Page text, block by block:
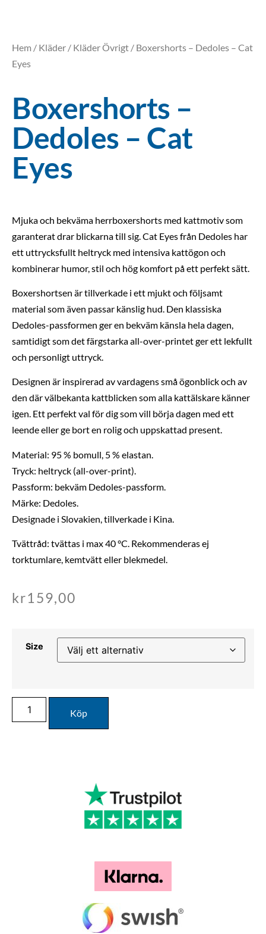
Hem / Kläder / Kläder Övrigt / Boxershorts – Dedoles – Cat
Eyes
Boxershorts –
Dedoles – Cat
Eyes
Mjuka och bekväma herrboxershorts med kattmotiv som
garanterat drar blickarna till sig. Cat Eyes från Dedoles har
ett uttrycksfullt heltryck med intensiva kattögon och
kombinerar humor, stil och hög komfort på ett perfekt sätt.
Boxershortsen är tillverkade i ett mjukt och följsamt
material som även passar känslig hud. Den klassiska
Dedoles-passformen ger en bekväm känsla hela dagen,
samtidigt som det färgstarka all-over-printet ger ett lekfullt
och personligt uttryck.
Designen är inspirerad av vardagens små ögonblick och av
den där välbekanta kattblicken som alla kattälskare känner
igen. Ett perfekt val för dig som vill börja dagen med ett
leende eller ge bort en rolig och uppskattad present.
Material: 95 % bomull, 5 % elastan.
Tryck: heltryck (all-over-print).
Passform: bekväm Dedoles-passform.
Märke: Dedoles.
Designade i Slovakien, tillverkade i Kina.
Tvättråd: tvättas i max 40 °C. Rekommenderas ej
torktumlare, kemtvätt eller blekmedel.
kr159,00
Size
Köp